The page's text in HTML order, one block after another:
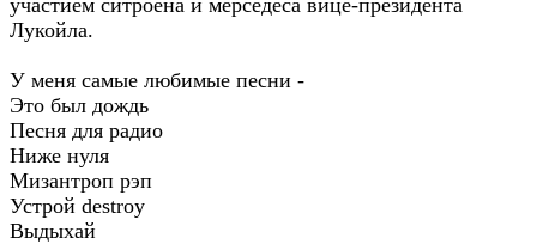
участием ситроена и мерседеса вице-президента
Лукойла.
У меня самые любимые песни -
Это был дождь
Песня для радио
Ниже нуля
Мизантроп рэп
Устрой destroy
Выдыхай